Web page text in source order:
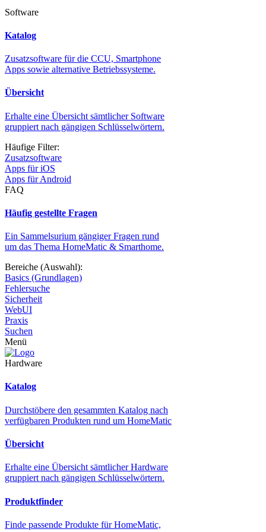
Software
Katalog
Zusatzsoftware für die CCU, Smartphone
Apps sowie alternative Betriebssysteme.
Übersicht
Erhalte eine Übersicht sämtlicher Software
gruppiert nach gängigen Schlüsselwörtern.
Häufige Filter:
Zusatzsoftware
Apps für iOS
Apps für Android
FAQ
Häufig gestellte Fragen
Ein Sammelsurium gängiger Fragen rund
um das Thema HomeMatic & Smarthome.
Bereiche (Auswahl):
Basics (Grundlagen)
Fehlersuche
Sicherheit
WebUI
Praxis
Suchen
Menü
Hardware
Katalog
Durchstöbere den gesammten Katalog nach
verfügbaren Produkten rund um HomeMatic
Übersicht
Erhalte eine Übersicht sämtlicher Hardware
gruppiert nach gängigen Schlüsselwörtern.
Produktfinder
Finde passende Produkte für HomeMatic,